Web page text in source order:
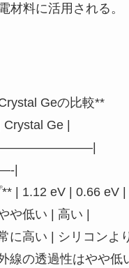
材料に活用される。
Geの比較**
Ge |
|
| 1.12 eV | 0.66 eV |
や低い | 高い |
に高い | シリコンよ
線の透過性はやや低